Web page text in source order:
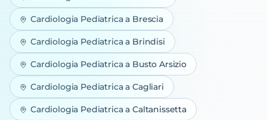
Cardiologia Pediatricaa Brescia
Cardiologia Pediatricaa Brindisi
Cardiologia Pediatricaa Busto Arsizio
Cardiologia PediatricaaCagliari
Cardiologia PediatricaaCaltanissetta